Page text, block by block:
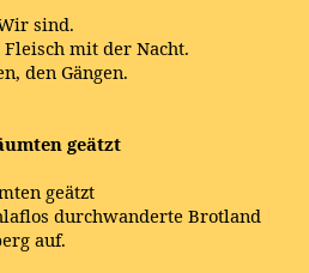
sind.
mit der Nacht.
den Gängen.
geätzt
geätzt
durchwanderte Brotland
auf.